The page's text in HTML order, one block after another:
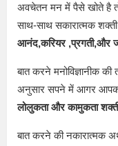
अवचेतन मन में पैसे खोते है
साथ-साथ सकारात्मक
आनंद,करियर ,प्रगती,और
बात करने मनोविज्ञानीक की
अनुसार सपने में आगर
लोलुकता और कामुकता
बात करने की नकारात्मक